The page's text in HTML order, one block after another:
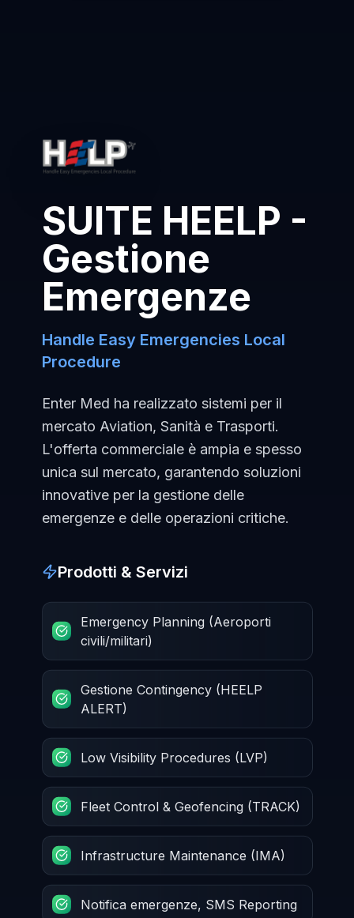
SUITE HEELP -
Gestione
Emergenze
Handle Easy Emergencies Local
Procedure
Enter Med ha realizzato sistemi per il
mercato Aviation, Sanità e Trasporti.
L'offerta commerciale è ampia e spesso
unica sul mercato, garantendo soluzioni
innovative per la gestione delle
emergenze e delle operazioni critiche.
Prodotti & Servizi
Emergency Planning (Aeroporti
civili/militari)
Gestione Contingency (HEELP
ALERT)
Low Visibility Procedures (LVP)
Fleet Control & Geofencing (TRACK)
Infrastructure Maintenance (IMA)
Notifica emergenze, SMS Reporting